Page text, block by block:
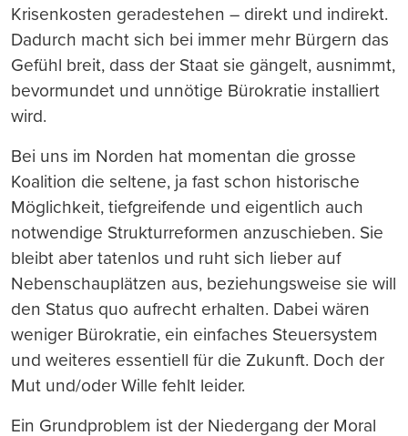
Krisenkosten geradestehen – direkt und indirekt.
Dadurch macht sich bei immer mehr Bürgern das
Gefühl breit, dass der Staat sie gängelt, ausnimmt,
bevormundet und unnötige Bürokratie installiert
wird.
Bei uns im Norden hat momentan die grosse
Koalition die seltene, ja fast schon historische
Möglichkeit, tiefgreifende und eigentlich auch
notwendige Strukturreformen anzuschieben. Sie
bleibt aber tatenlos und ruht sich lieber auf
Nebenschauplätzen aus, beziehungsweise sie will
den Status quo aufrecht erhalten. Dabei wären
weniger Bürokratie, ein einfaches Steuersystem
und weiteres essentiell für die Zukunft. Doch der
Mut und/oder Wille fehlt leider.
Ein Grundproblem ist der Niedergang der Moral